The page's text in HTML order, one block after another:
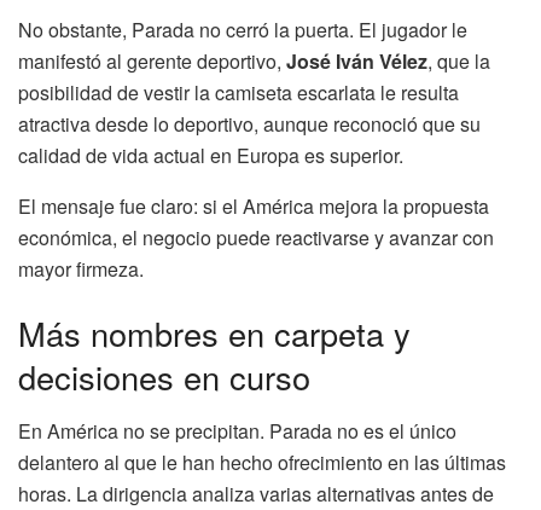
No obstante, Parada no cerró la puerta. El jugador le
manifestó al gerente deportivo, José Iván Vélez, que la
posibilidad de vestir la camiseta escarlata le resulta
atractiva desde lo deportivo, aunque reconoció que su
calidad de vida actual en Europa es superior.
El mensaje fue claro: si el América mejora la propuesta
económica, el negocio puede reactivarse y avanzar con
mayor firmeza.
Más nombres en carpeta y
decisiones en curso
En América no se precipitan. Parada no es el único
delantero al que le han hecho ofrecimiento en las últimas
horas. La dirigencia analiza varias alternativas antes de